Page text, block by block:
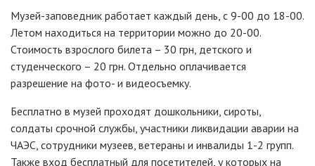
Музей-заповедник работает каждый день, с 9-00 до 18-00.
Летом находиться на территории можно до 20-00.
Стоимость взрослого билета – 30 грн, детского и
студенческого – 20 грн. Отдельно оплачивается
разрешение на фото- и видеосъемку.
Бесплатно в музей проходят дошкольники, сироты,
солдаты срочной службы, участники ликвидации аварии на
ЧАЭС, сотрудники музеев, ветераны и инвалиды 1-2 групп.
Также вход бесплатный для посетителей, у которых на